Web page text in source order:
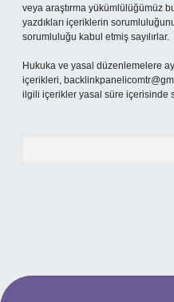
veya araştırma yükümlülüğümüz
yazdıkları içeriklerin
sorumluluğu kabul etmiş sayılırlar.
Hukuka ve yasal düzenlemelere
içerikleri,
ilgili içerikler yasal süre içerisinde
yeni giriş adresi